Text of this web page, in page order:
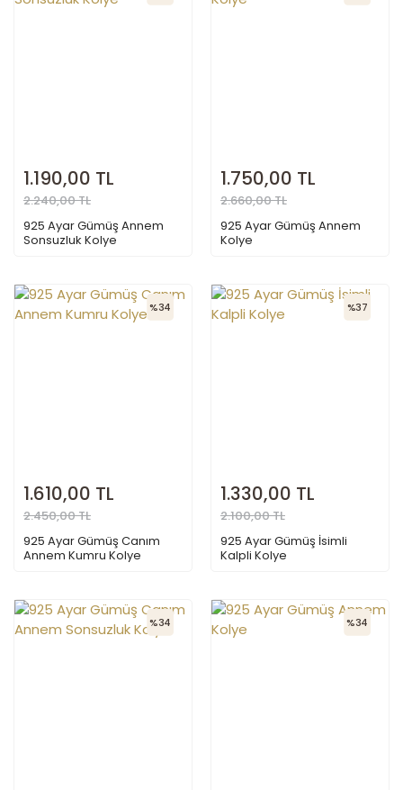
1.190,00 TL
2.240,00 TL
925 Ayar Gümüş Annem
Sonsuzluk Kolye
1.750,00 TL
2.660,00 TL
925 Ayar Gümüş Annem
Kolye
%34
1.610,00 TL
2.450,00 TL
925 Ayar Gümüş Canım
Annem Kumru Kolye
%37
1.330,00 TL
2.100,00 TL
925 Ayar Gümüş İsimli
Kalpli Kolye
%34 %34